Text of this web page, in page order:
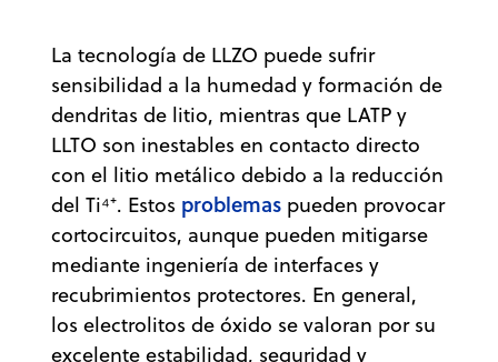
La tecnología de LLZO puede sufrir
sensibilidad a la humedad y formación de
dendritas de litio, mientras que LATP y
LLTO son inestables en contacto directo
con el litio metálico debido a la reducción
del Ti⁴⁺. Estos problemas pueden provocar
cortocircuitos, aunque pueden mitigarse
mediante ingeniería de interfaces y
recubrimientos protectores. En general,
los electrolitos de óxido se valoran por su
excelente estabilidad, seguridad y